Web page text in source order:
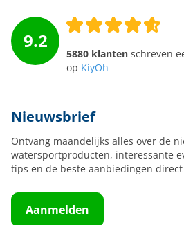
9.2
5880 klanten schreven
op KiyOh
Nieuwsbrief
Ontvang maandelijks alles over de
watersportproducten, interessante
tips en de beste aanbiedingen
Aanmelden